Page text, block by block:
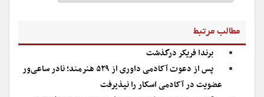
مطالب مرتبط
برندا فریکر درگذشت
پس از دعوت آکادمی داوری از ۵۲۹ هنرمند؛ نادر ساعی‌ور
عضویت در آکادمی اسکار را نپذیرفت